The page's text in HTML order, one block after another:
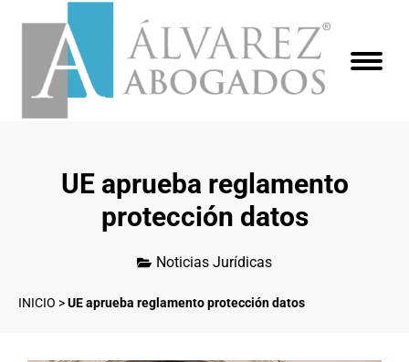
UE aprueba reglamento
protección datos
Noticias Jurídicas
INICIO >UE aprueba reglamento protección datos